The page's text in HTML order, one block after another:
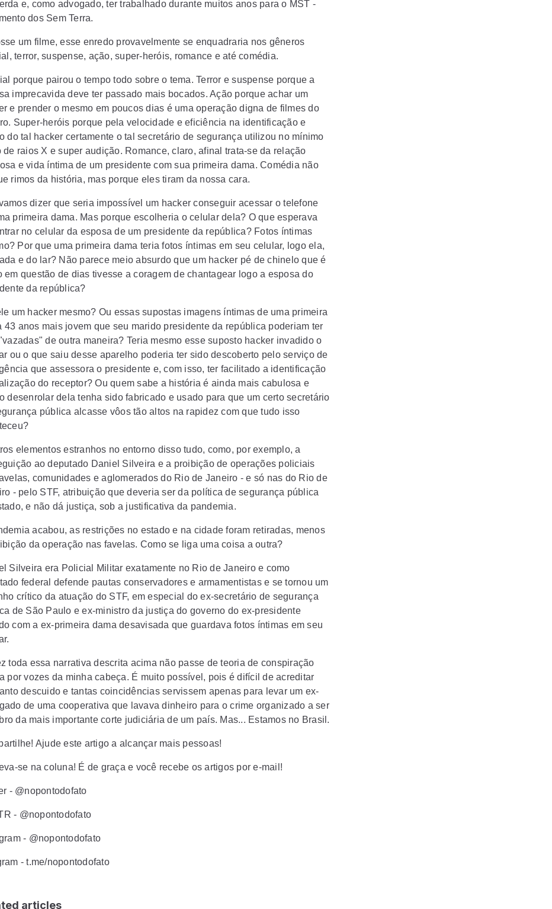
e, como advogado, ter trabalhado durante muitos anos para o MST -
dos Sem Terra.
um filme, esse enredo provavelmente se enquadraria nos gêneros
terror, suspense, ação, super-heróis, romance e até comédia.
porque pairou o tempo todo sobre o tema. Terror e suspense porque a
imprecavida deve ter passado mais bocados. Ação porque achar um
e prender o mesmo em poucos dias é uma operação digna de filmes do
Super-heróis porque pela velocidade e eficiência na identificação e
do tal hacker certamente o tal secretário de segurança utilizou no mínimo
de raios X e super audição. Romance, claro, afinal trata-se da relação
e vida íntima de um presidente com sua primeira dama. Comédia não
rimos da história, mas porque eles tiram da nossa cara.
dizer que seria impossível um hacker conseguir acessar o telefone
primeira dama. Mas porque escolheria o celular dela? O que esperava
no celular da esposa de um presidente da república? Fotos íntimas
Por que uma primeira dama teria fotos íntimas em seu celular, logo ela,
e do lar? Não parece meio absurdo que um hacker pé de chinelo que é
em questão de dias tivesse a coragem de chantagear logo a esposa do
da república?
um hacker mesmo? Ou essas supostas imagens íntimas de uma primeira
43 anos mais jovem que seu marido presidente da república poderiam ter
de outra maneira? Teria mesmo esse suposto hacker invadido o
ou o que saiu desse aparelho poderia ter sido descoberto pelo serviço de
que assessora o presidente e, com isso, ter facilitado a identificação
do receptor? Ou quem sabe a história é ainda mais cabulosa e
desenrolar dela tenha sido fabricado e usado para que um certo secretário
pública alcasse vôos tão altos na rapidez com que tudo isso
elementos estranhos no entorno disso tudo, como, por exemplo, a
ao deputado Daniel Silveira e a proibição de operações policiais
comunidades e aglomerados do Rio de Janeiro - e só nas do Rio de
- pelo STF, atribuição que deveria ser da política de segurança pública
e não dá justiça, sob a justificativa da pandemia.
acabou, as restrições no estado e na cidade foram retiradas, menos
da operação nas favelas. Como se liga uma coisa a outra?
Silveira era Policial Militar exatamente no Rio de Janeiro e como
federal defende pautas conservadores e armamentistas e se tornou um
crítico da atuação do STF, em especial do ex-secretário de segurança
de São Paulo e ex-ministro da justiça do governo do ex-presidente
com a ex-primeira dama desavisada que guardava fotos íntimas em seu
toda essa narrativa descrita acima não passe de teoria de conspiração
por vozes da minha cabeça. É muito possível, pois é difícil de acreditar
descuido e tantas coincidências servissem apenas para levar um ex-
de uma cooperativa que lavava dinheiro para o crime organizado a ser
da mais importante corte judiciária de um país. Mas... Estamos no Brasil.
Ajude este artigo a alcançar mais pessoas!
se na coluna! É de graça e você recebe os artigos por e-mail!
- @nopontodofato
- @nopontodofato
- @nopontodofato
- t.me/nopontodofato
articles